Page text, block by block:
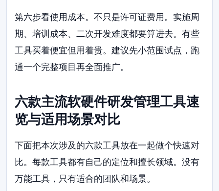
第六步看使用成本。不只是许可证费用。实施周
期、培训成本、二次开发难度都要算进去。有些
工具买着便宜但用着贵。建议先小范围试点，跑
通一个完整项目再全面推广。
六款主流软硬件研发管理工具速
览与适用场景对比
下面把本次涉及的六款工具放在一起做个快速对
比。每款工具都有自己的定位和擅长领域。没有
万能工具，只有适合的团队和场景。